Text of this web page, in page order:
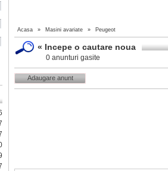
Acasa » Masini avariate » Peugeot
« Incepe o cautare noua
0 anunturi gasite
Adaugare anunt